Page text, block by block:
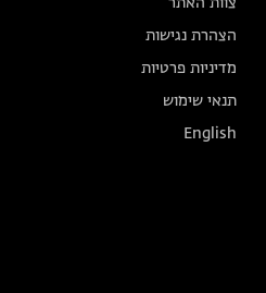
צוות האתר
הצהרת נגישות
מדיניות פרטיות
תנאי שימוש
English